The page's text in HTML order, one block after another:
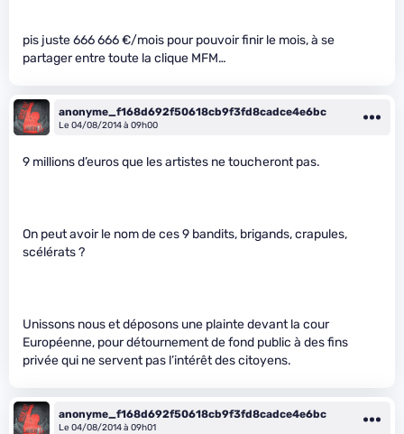
pis juste 666 666 €/mois pour pouvoir finir le mois, à se
partager entre toute la clique MFM…
anonyme_f168d692f50618cb9f3fd8cadce4e6bc
Le 04/08/2014 à 09h00
9 millions d’euros que les artistes ne toucheront pas.
On peut avoir le nom de ces 9 bandits, brigands, crapules,
scélérats ?
Unissons nous et déposons une plainte devant la cour
Européenne, pour détournement de fond public à des fins
privée qui ne servent pas l’intérêt des citoyens.
anonyme_f168d692f50618cb9f3fd8cadce4e6bc
Le 04/08/2014 à 09h01